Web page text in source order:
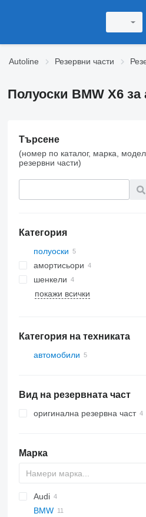
Autoline Резервни части
Полуоски BMW X6
Търсене
(номер по каталог, марка, модел,
резервни части)
Категория
полуоски
амортисьори
шенкели
покажи всички
Категория на техниката
автомобили
Вид на резервната част
оригинална резервна част
Марка
Audi
A-series
BMW